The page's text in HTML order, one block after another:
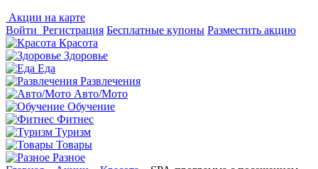
Акции на карте
Войти Регистрация Бесплатные купоны Разместить акцию
Красота
Здоровье
Еда
Развлечения
Авто/Мото
Обучение
Фитнес
Туризм
Товары
Разное